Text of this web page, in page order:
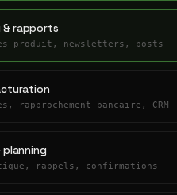
& rapports
produit, newsletters, posts
rapprochement bancaire, CRM
planning
rappels, confirmations